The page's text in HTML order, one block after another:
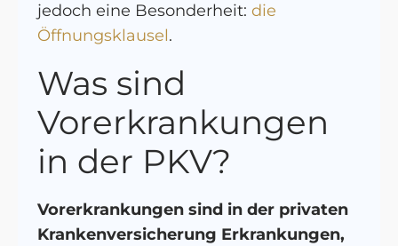
jedoch eine Besonderheit:die
Öffnungsklausel.
Was sind
Vorerkrankungen
in der PKV?
Vorerkrankungen sind in der privaten
Krankenversicherung Erkrankungen,